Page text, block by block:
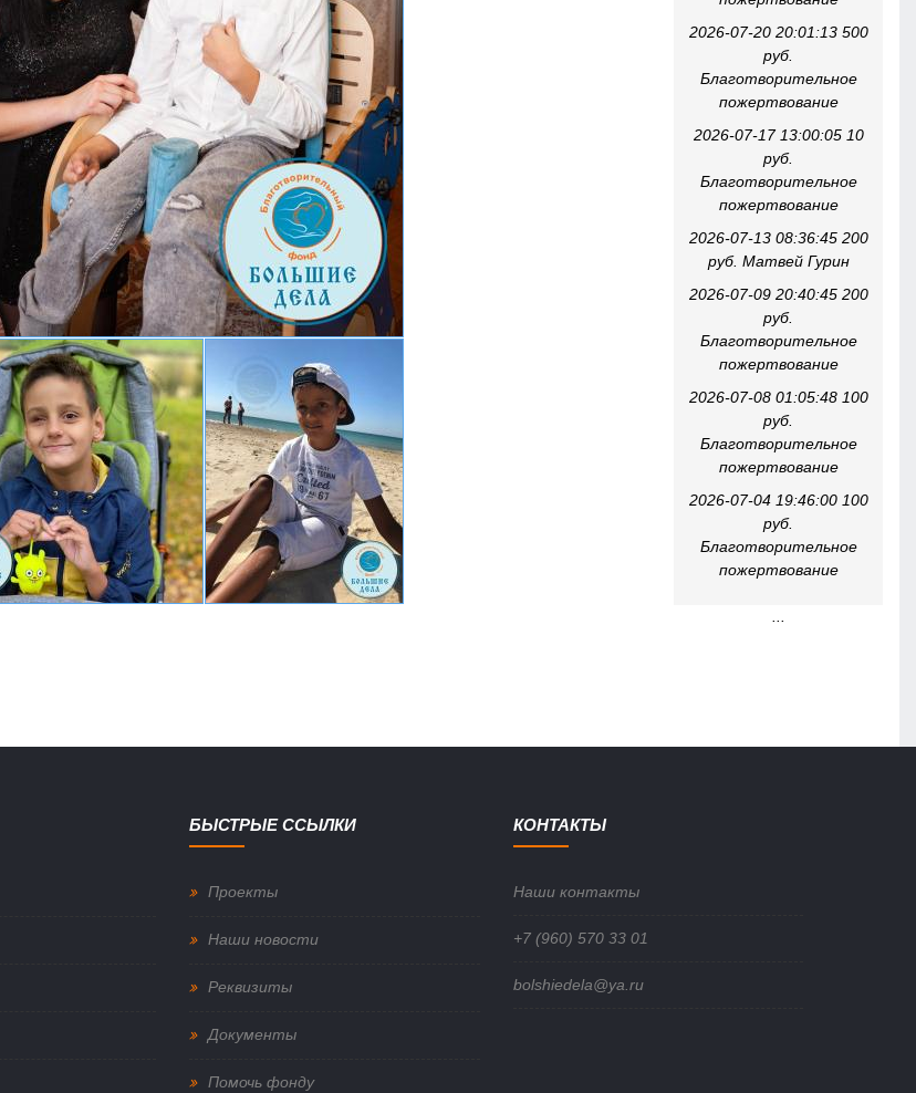
2026-07-20 20:01:13 500
руб.
Благотворительное
пожертвование
2026-07-17 13:00:05 10
руб.
Благотворительное
пожертвование
2026-07-13 08:36:45 200
руб. Матвей Гурин
2026-07-09 20:40:45 200
руб.
Благотворительное
пожертвование
2026-07-08 01:05:48 100
руб.
Благотворительное
пожертвование
2026-07-04 19:46:00 100
руб.
Благотворительное
пожертвование
...
БЫСТРЫЕ ССЫЛКИ
Проекты
Наши новости
Реквизиты
Документы
Помочь фонду
КОНТАКТЫ
Наши контакты
+7 (960) 570 33 01
bolshiedela@ya.ru